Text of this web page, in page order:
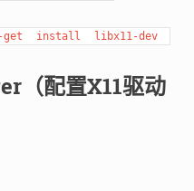
get install libx11-dev
（配置X11驱动